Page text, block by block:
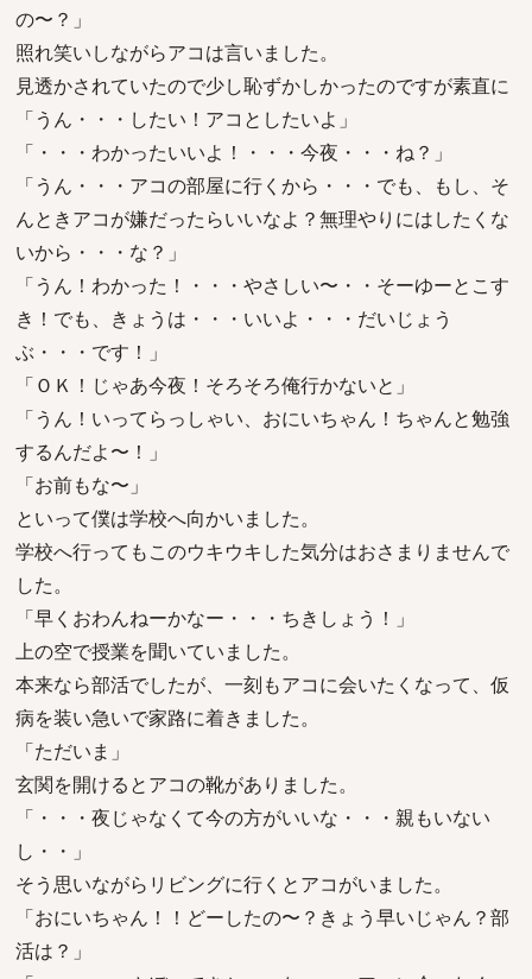
の〜？」
照れ笑いしながらアコは言いました。
見透かされていたので少し恥ずかしかったのですが素直に
「うん・・・したい！アコとしたいよ」
「・・・わかったいいよ！・・・今夜・・・ね？」
「うん・・・アコの部屋に行くから・・・でも、もし、そ
んときアコが嫌だったらいいなよ？無理やりにはしたくな
いから・・・な？」
「うん！わかった！・・・やさしい〜・・そーゆーとこす
き！でも、きょうは・・・いいよ・・・だいじょう
ぶ・・・です！」
「ＯＫ！じゃあ今夜！そろそろ俺行かないと」
「うん！いってらっしゃい、おにいちゃん！ちゃんと勉強
するんだよ〜！」
「お前もな〜」
といって僕は学校へ向かいました。
学校へ行ってもこのウキウキした気分はおさまりませんで
した。
「早くおわんねーかなー・・・ちきしょう！」
上の空で授業を聞いていました。
本来なら部活でしたが、一刻もアコに会いたくなって、仮
病を装い急いで家路に着きました。
「ただいま」
玄関を開けるとアコの靴がありました。
「・・・夜じゃなくて今の方がいいな・・・親もいない
し・・」
そう思いながらリビングに行くとアコがいました。
「おにいちゃん！！どーしたの〜？きょう早いじゃん？部
活は？」